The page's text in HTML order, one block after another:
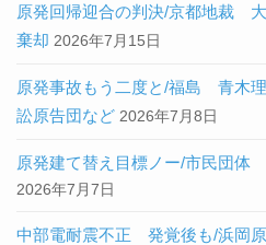
原発回帰迎合の判決/京都地裁
棄却 2026年7月15日
原発事故もう二度と/福島 青木
訟原告団など 2026年7月8日
原発建て替え目標ノー/市民団体
2026年7月7日
中部電耐震不正 発覚後も/浜岡